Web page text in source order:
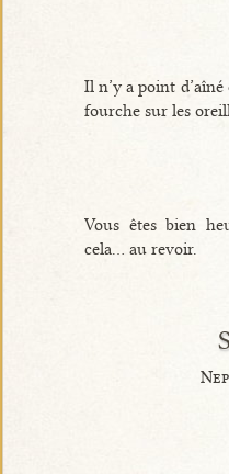
Il n’y a point
fourche sur les
Vous êtes bien
cela... au revoir.